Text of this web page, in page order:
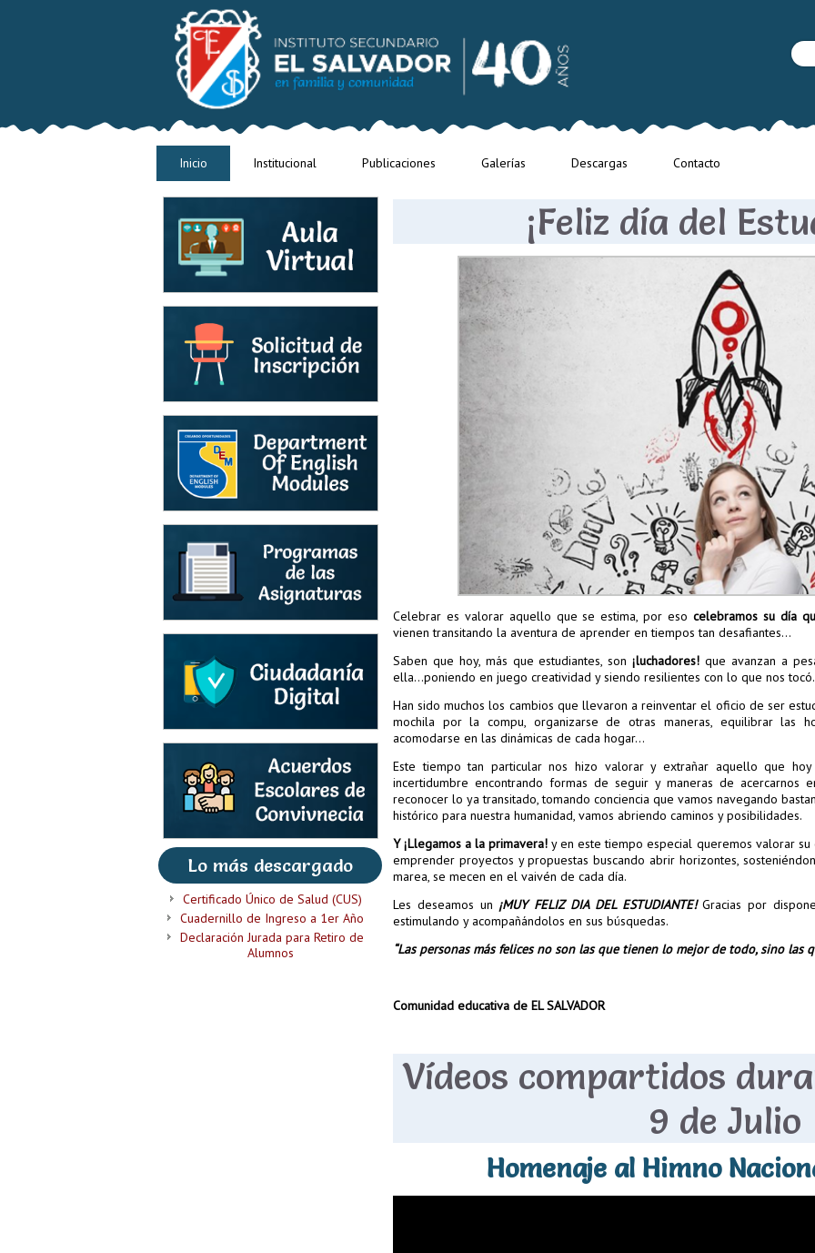
Inicio Institucional Publicaciones Galerías Descargas Contacto
Lo más descargado
Certificado Único de Salud (CUS)
Cuadernillo de Ingreso a 1er Año
Declaración Jurada para Retiro de
Alumnos
¡Feliz día del
Celebrar es valorar aquello que se estima, por eso celebramos su día
vienen transitando la aventura de aprender en tiempos tan desafiantes…
Saben que hoy, más que estudiantes, son¡luchadores! que avanzan a
ella…poniendo en juego creatividad y siendo resilientes con lo que nos tocó.
Han sido muchos los cambios que llevaron a reinventar el oficio de ser
mochila por la compu, organizarse de otras maneras, equilibrar las
acomodarse en las dinámicas de cada hogar…
Este tiempo tan particular nos hizo valorar y extrañar aquello que
incertidumbre encontrando formas de seguir y maneras de acercarnos
reconocer lo ya transitado, tomando conciencia que vamos navegando
histórico para nuestra humanidad, vamos abriendo caminos y posibilidades.
Y ¡Llegamos a la primavera! y en este tiempo especial queremos valorar
emprender proyectos y propuestas buscando abrir horizontes,
marea, se mecen en el vaivén de cada día.
Les deseamos un ¡MUY FELIZ DIA DEL ESTUDIANTE!Gracias por
estimulando y acompañándolos en sus búsquedas.
“Las personas más felices no son las que tienen lo mejor de todo, sino las
Comunidad educativa de EL SALVADOR
Vídeos compartidos
9 de Julio
Homenaje al Himno